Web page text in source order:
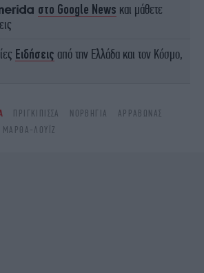
στο Google News και μάθετε
Ειδήσεις από την Ελλάδα και τον Κόσμο,
ΠΡΙΓΚΊΠΙΣΣΑ ΝΟΡΒΗΓΊΑ
ΑΡΡΑΒΏΝΑΣ
ΜΑΡΘΑ-ΛΟΥΪΖ